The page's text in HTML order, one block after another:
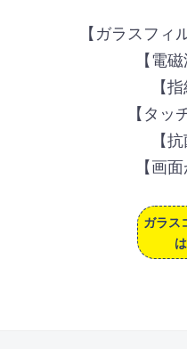
【ガラスフィ
【電
【
【タッ
【
【画
ガラス